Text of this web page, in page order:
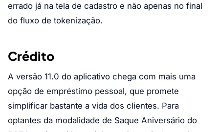
errado já na tela de cadastro e não apenas no final
do fluxo de tokenização.
Crédito
A versão 11.0 do aplicativo chega com mais uma
opção de empréstimo pessoal, que promete
simplificar bastante a vida dos clientes. Para
optantes da modalidade de Saque Aniversário do